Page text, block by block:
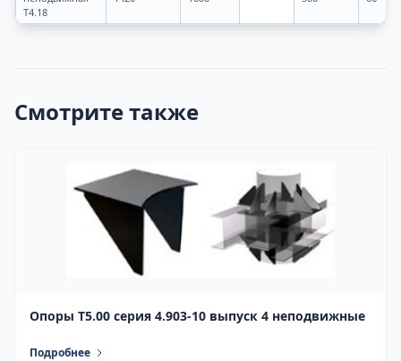
Т4.18
Смотрите также
Опоры Т5.00 серия 4.903-10 выпуск 4 неподвижные
Подробнее